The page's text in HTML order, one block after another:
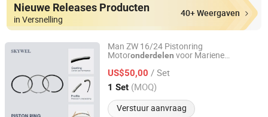
Nieuwe Releases Producten
in Versnelling
40+ Weergaven
Man ZW 16/24 Pistonring
Motoronderdelen voor Mariene
127
US$50,00 / Set
1 Set (MOQ)
Verstuur aanvraag
SKYWEL MACHINERY CO., LTD.
Hunan, China Sinds 2025